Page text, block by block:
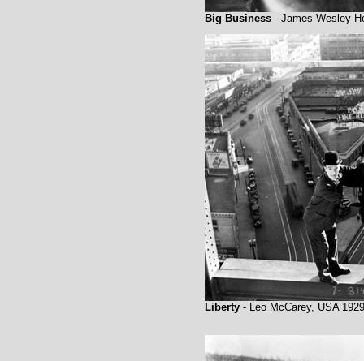
Big Business - James Wesley
Liberty - Leo McCarey, USA 1929